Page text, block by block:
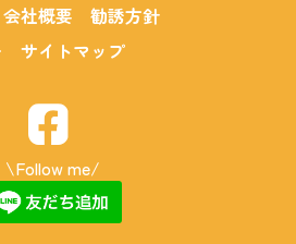
会社概要
勧誘方針
サイトマップ
\Follow me/